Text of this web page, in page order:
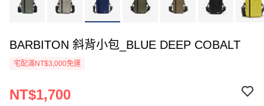
BARBITON 斜背小包_BLUE DEEP COBALT
宅配滿NT$3,000免運
NT$1,700